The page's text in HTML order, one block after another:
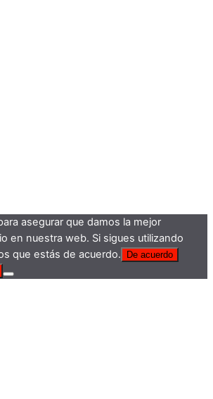
asegurar que damos la mejor
en nuestra web. Si sigues utilizando
que estás de acuerdo.
De acuerdo